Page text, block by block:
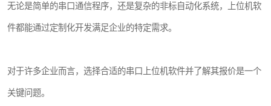
无论是简单的串口通信程序，还是复杂的非标自动化系统，上位机软
件都能通过定制化开发满足企业的特定需求。
对于许多企业而言，选择合适的串口上位机软件并了解其报价是一个
关键问题。